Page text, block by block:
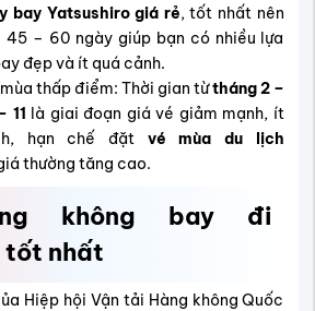
bay Yatsushiro giá rẻ, tốt nhất nên
45 – 60 ngày giúp bạn có nhiều lựa
đẹp và ít quá cảnh.
thấp điểm: Thời gian từtháng 2 –
11 là giai đoạn giá vé giảm mạnh, ít
hạn chế đặt vé mùa du lịch
thường tăng cao.
không bay đi
tốt nhất
Hiệp hội Vận tải Hàng không Quốc